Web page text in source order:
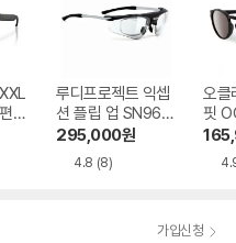
광
루디프로젝트 익셉
션 플립 업 SN967
306
295,000원
4.8 (8)
오클
핏
가입신청